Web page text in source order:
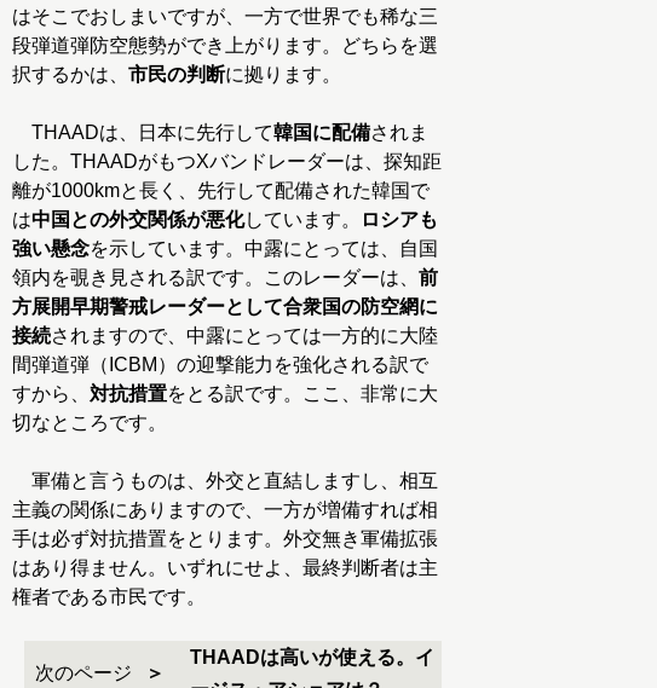
はそこでおしまいですが、一方で世界でも稀な三
段弾道弾防空態勢ができ上がります。どちらを選
択するかは、 市民の判断に拠ります。
THAADは、日本に先行して韓国に配備されま
した。THAADがもつXバンドレーダーは、探知距
離が1000kmと長く、先行して配備された韓国で
は中国との外交関係が悪化しています。
ロシアも
強い懸念を示しています。中露にとっては、自国
領内を覗き見される訳です。このレーダーは、 前
方展開早期警戒レーダーとして合衆国の防空網に
接続されますので、中露にとっては一方的に大陸
間弾道弾（ICBM）の迎撃能力を強化される訳で
すから、 対抗措置をとる訳です。ここ、非常に大
切なところです。
軍備と言うものは、外交と直結しますし、相互
主義の関係にありますので、一方が増備すれば相
手は必ず対抗措置をとります。外交無き軍備拡張
はあり得ません。いずれにせよ、最終判断者は主
権者である市民です。
次のページ
THAADは高いが使える。イ